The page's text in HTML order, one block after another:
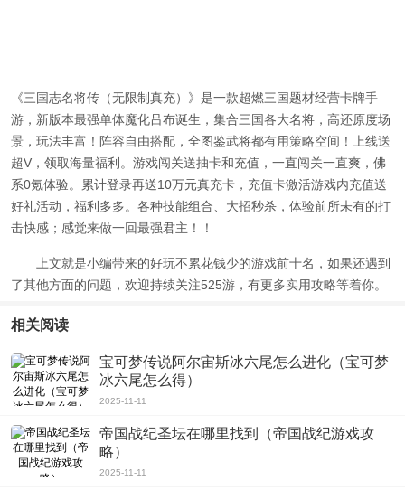
《三国志名将传（无限制真充）》是一款超燃三国题材经营卡牌手
游，新版本最强单体魔化吕布诞生，集合三国各大名将，高还原度场
景，玩法丰富！阵容自由搭配，全图鉴武将都有用策略空间！上线送
超V，领取海量福利。游戏闯关送抽卡和充值，一直闯关一直爽，佛
系0氪体验。累计登录再送10万元真充卡，充值卡激活游戏内充值送
好礼活动，福利多多。各种技能组合、大招秒杀，体验前所未有的打
击快感；感觉来做一回最强君主！！
上文就是小编带来的好玩不累花钱少的游戏前十名 ，如果还遇到
了其他方面的问题，欢迎持续关注525游，有更多实用攻略等着你。
相关阅读
宝可梦传说阿尔宙斯冰六尾怎么进化（宝可梦
冰六尾怎么得）
2025-11-11
帝国战纪圣坛在哪里找到（帝国战纪游戏攻
略）
2025-11-11